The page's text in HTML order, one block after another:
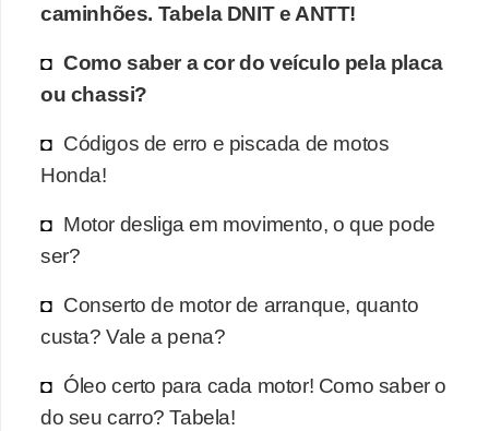
caminhões. Tabela DNIT e ANTT!
Como saber a cor do veículo pela placa
ou chassi?
Códigos de erro e piscada de motos
Honda!
Motor desliga em movimento, o que pode
ser?
Conserto de motor de arranque, quanto
custa? Vale a pena?
Óleo certo para cada motor! Como saber o
do seu carro? Tabela!
C
o
m
p
a
c
a
r